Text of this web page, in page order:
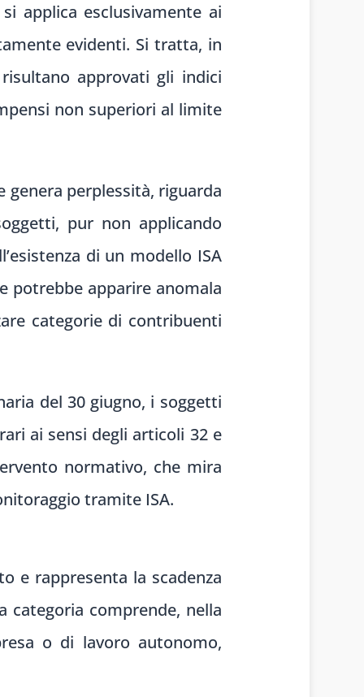
applica esclusivamente ai
evidenti. Si tratta, in
approvati gli indici
non superiori al limite
perplessità, riguarda
pur non applicando
di un modello ISA
potrebbe apparire anomala
categorie di contribuenti
del 30 giugno, i soggetti
ai sensi degli articoli 32 e
normativo, che mira
tramite ISA.
e rappresenta la scadenza
categoria comprende, nella
o di lavoro autonomo,